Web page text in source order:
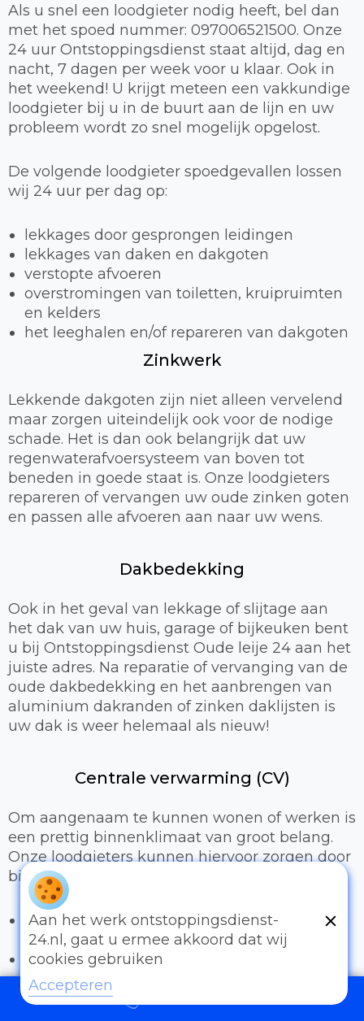
Als u snel een loodgieter nodig heeft, bel dan
met het spoed nummer: 097006521500. Onze
24 uur Ontstoppingsdienst staat altijd, dag en
nacht, 7 dagen per week voor u klaar. Ook in
het weekend! U krijgt meteen een vakkundige
loodgieter bij u in de buurt aan de lijn en uw
probleem wordt zo snel mogelijk opgelost.
De volgende loodgieter spoedgevallen lossen
wij 24 uur per dag op:
lekkages door gesprongen leidingen
lekkages van daken en dakgoten
verstopte afvoeren
overstromingen van toiletten, kruipruimten
en kelders
het leeghalen en/of repareren van dakgoten
Zinkwerk
Lekkende dakgoten zijn niet alleen vervelend
maar zorgen uiteindelijk ook voor de nodige
schade. Het is dan ook belangrijk dat uw
regenwaterafvoersysteem van boven tot
beneden in goede staat is. Onze loodgieters
repareren of vervangen uw oude zinken goten
en passen alle afvoeren aan naar uw wens.
Dakbedekking
Ook in het geval van lekkage of slijtage aan
het dak van uw huis, garage of bijkeuken bent
u bij Ontstoppingsdienst Oude leije 24 aan het
juiste adres. Na reparatie of vervanging van de
oude dakbedekking en het aanbrengen van
aluminium dakranden of zinken daklijsten is
uw dak is weer helemaal als nieuw!
Centrale verwarming (CV)
Om aangenaam te kunnen wonen of werken is
een prettig binnenklimaat van groot belang.
Onze loodgieters kunnen hiervoor zorgen door
bijvoorbeeld:
Het uitbreiden of compleet installeren van
een cv-installatie
Vervangen van radiatoren/radiatorkranen
Vloerverwarming
Sanitair
Aan het werk ontstoppingsdienst-
24.nl, gaat u ermee akkoord dat wij
cookies gebruiken
Accepteren